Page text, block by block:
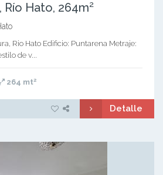
Hato, 264m²
Rio Hato Edificio: Puntarena Metraje:
de v...
264 mt2
Detalle